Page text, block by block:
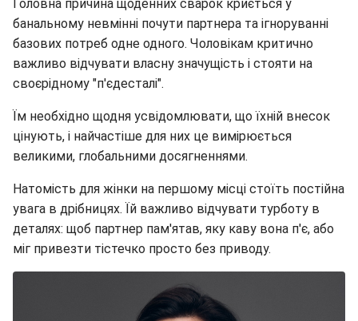
Головна причина щоденних сварок криється у
банальному невмінні почути партнера та ігноруванні
базових потреб одне одного. Чоловікам критично
важливо відчувати власну значущість і стояти на
своєрідному "п'єдесталі".
Їм необхідно щодня усвідомлювати, що їхній внесок
цінують, і найчастіше для них це вимірюється
великими, глобальними досягненнями.
Натомість для жінки на першому місці стоїть постійна
увага в дрібницях. Їй важливо відчувати турботу в
деталях: щоб партнер пам'ятав, яку каву вона п'є, або
міг привезти тістечко просто без приводу.